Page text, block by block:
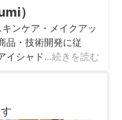
）
ンケア・メイクアッ
品・技術開発に従
イシャドウ、口紅な
発現場で培った知識
えながら、専門的な
…続きを読む